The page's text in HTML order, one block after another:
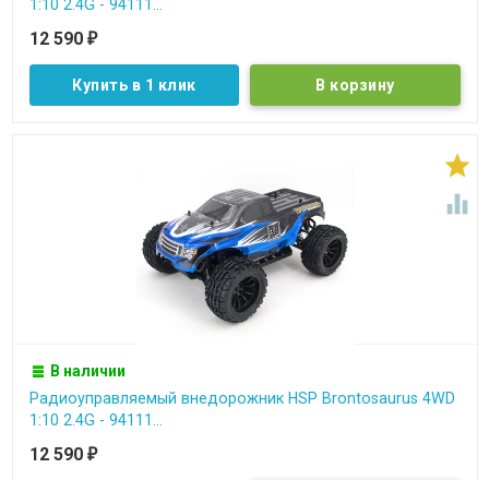
1:10 2.4G - 94111...
12 590 ₽
Купить в 1 клик


В наличии
Радиоуправляемый внедорожник HSP Brontosaurus 4WD
1:10 2.4G - 94111...
12 590 ₽